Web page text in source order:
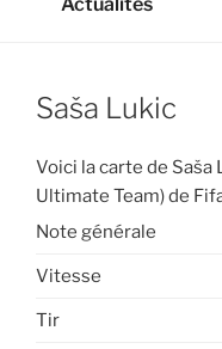
Saša Lukic
Voici la carte de Saša
Ultimate Team) de
Note générale
Vitesse
Tir